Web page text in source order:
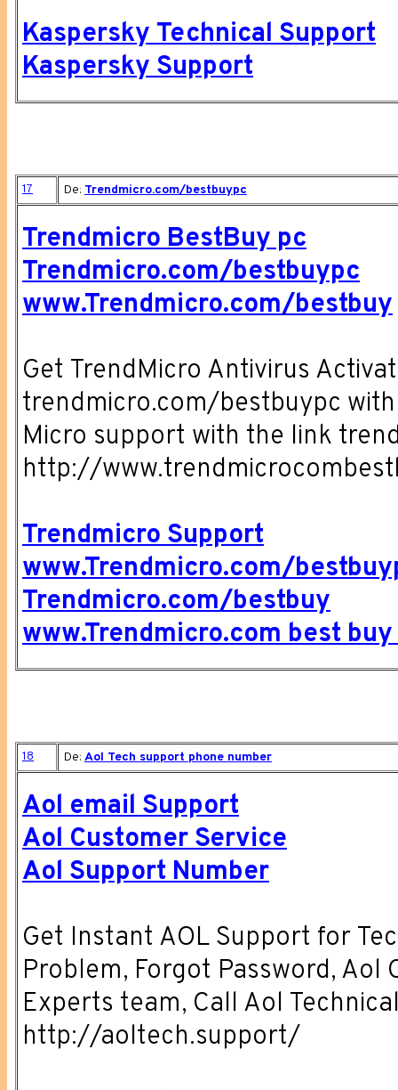
Kaspersky Technical Support
Kaspersky Support
17 De: Trendmicro.com/bestbuypc
Trendmicro BestBuy pc
Trendmicro.com/bestbuypc
www.Trendmicro.com/bestbuy
Get TrendMicro Antivirus
trendmicro.com/bestbuypc
Micro support with the link
http://
Trendmicro Support
www.Trendmicro.com/
Trendmicro.com/bestbuy
www.Trendmicro.com best
18 De: Aol Tech support phone number
Aol email Support
Aol Customer Service
Aol Support Number
Get Instant AOL Support for
Problem, Forgot Password, Aol
Experts team, Call Aol
http://aoltech.support/